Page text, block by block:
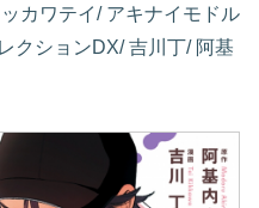
カワテイ/ アキナイモドル
クションDX/ 吉川丁/ 阿基